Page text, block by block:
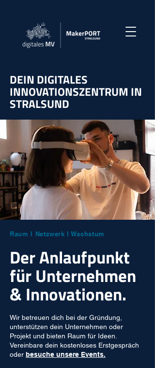
DEIN DIGITALES
INNOVATIONSZENTRUM IN
STRALSUND
Raum l Netzwerk l Wachstum
Der Anlaufpunkt
für Unternehmen
& Innovationen.
Wir betreuen dich bei der Gründung,
unterstützen dein Unternehmen oder
Projekt und bieten Raum für Ideen.
Vereinbare dein kostenloses Erstgespräch
oder besuche unsere Events.